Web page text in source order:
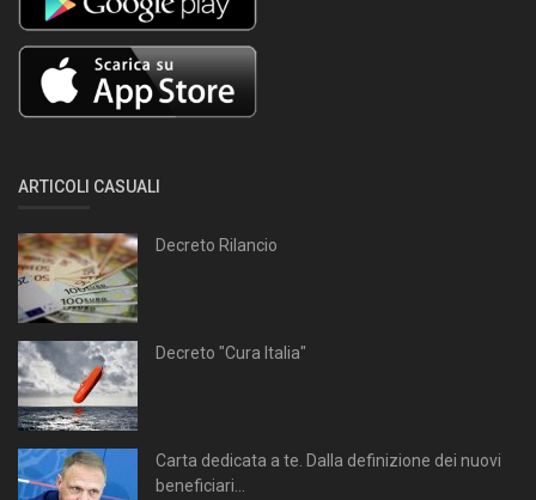
ARTICOLI CASUALI
Decreto Rilancio
Decreto "Cura Italia"
Carta dedicata a te. Dalla definizione dei nuovi
beneficiari...